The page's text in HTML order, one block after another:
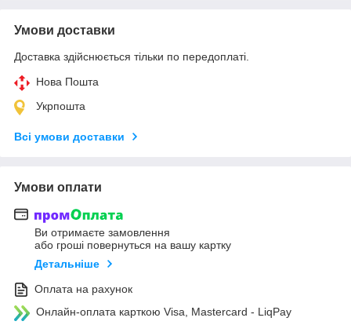
Умови доставки
Доставка здійснюється тільки по передоплаті.
Нова Пошта
Укрпошта
Всі умови доставки
Умови оплати
Ви отримаєте замовлення
або гроші повернуться на вашу картку
Детальніше
Оплата на рахунок
Онлайн-оплата карткою Visa, Mastercard - LiqPay